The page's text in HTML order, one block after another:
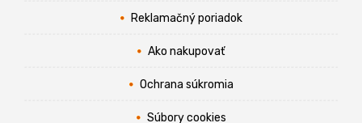
Reklamačný poriadok
Ako nakupovať
Ochrana súkromia
Súbory cookies